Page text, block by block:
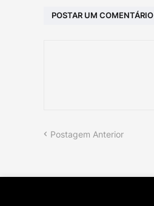
POSTAR UM COMENTÁRIO
Postagem Anterior